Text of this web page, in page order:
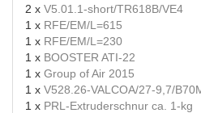
2 x V5.01.1-short/TR618B/VE4
1 x RFE/EM/L=615
1 x RFE/EM/L=230
1 x BOOSTER ATI-22
1 x Group of Air 2015
1 x V528.26-VALCOA/27-9,7/
1 x PRL-Extruderschnur ca. 1-kg